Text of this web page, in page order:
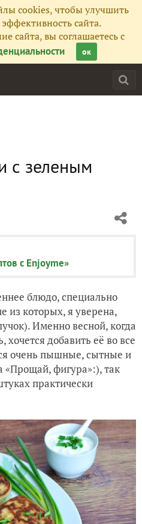
cookies, чтобы улучшить
сайта.
сайта, вы соглашаетесь с
ок
с зеленым
с Enjoyme»
блюдо, специально
из которых, я уверена,
Именно весной, когда
хочется добавить её во все
очень пышные, сытные и
«Прощай, фигура»:), так
практически